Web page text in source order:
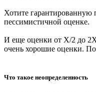
Хотите гарантированную
пессимистичной оценке.
И еще оценки от Х/2 до 2Х
очень хорошие оценки.
Что такое неопределенность